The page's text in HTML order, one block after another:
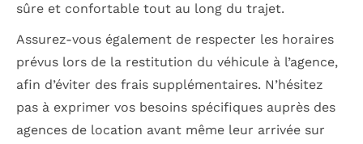
sûre et confortable tout au long du trajet.
Assurez-vous également de respecter les horaires
prévus lors de la restitution du véhicule à l’agence,
afin d’éviter des frais supplémentaires. N’hésitez
pas à exprimer vos besoins spécifiques auprès des
agences de location avant même leur arrivée sur